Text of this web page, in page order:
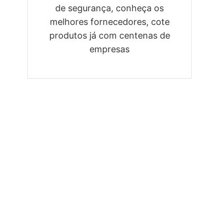
de segurança, conheça os
melhores fornecedores, cote
produtos já com centenas de
empresas